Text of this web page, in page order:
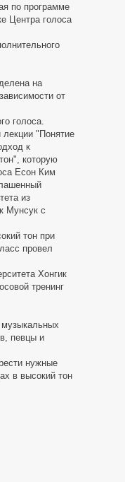
по программе
Центра голоса
на
от
голоса.
"Понятие
к
которую
Есон Ким
из
Мунсук с
тон при
провел
Хонгик
тренинг
певцы и
нужные
в высокий тон